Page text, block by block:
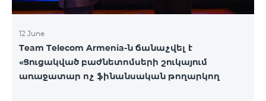
12 June
Team Telecom Armenia-ն ճանաչվել է
«Ցուցակված բաժնետոմսերի շուկայում
առաջատար ոչ ֆինանսական թողարկող